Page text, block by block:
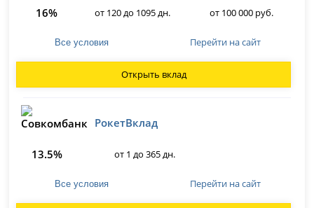
16% от 120 до 1095 дн. от 100 000 руб.
Все условия Перейти на сайт
Открыть вклад
РокетВклад
13.5% от 1 до 365 дн.
Все условия Перейти на сайт